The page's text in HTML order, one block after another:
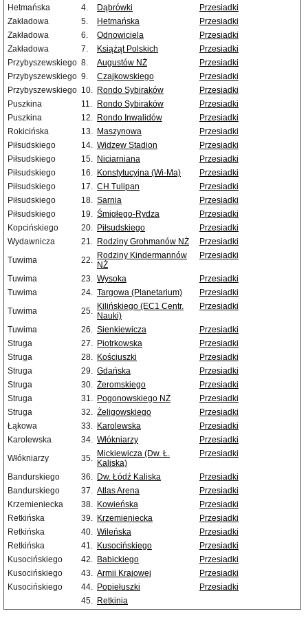
Hetmańska
4. Dąbrówki
Przesiadki
Zakładowa
5. Hetmańska
Przesiadki
Zakładowa
6. Odnowiciela
Przesiadki
Zakładowa
7. Książąt Polskich
Przesiadki
Przybyszewskiego 8. Augustów NŻ
Przesiadki
Przybyszewskiego 9. Czajkowskiego
Przesiadki
Przybyszewskiego 10. Rondo Sybiraków
Przesiadki
Puszkina
11. Rondo Sybiraków
Przesiadki
Puszkina
12. Rondo Inwalidów
Przesiadki
Rokicińska
13. Maszynowa
Przesiadki
Piłsudskiego
14. Widzew Stadion
Przesiadki
Piłsudskiego
15. Niciarniana
Przesiadki
Piłsudskiego
16. Konstytucyjna (Wi-Ma)
Przesiadki
Piłsudskiego
17. CH Tulipan
Przesiadki
Piłsudskiego
18. Sarnia
Przesiadki
Piłsudskiego
19. Śmigłego-Rydza
Przesiadki
Kopcińskiego
20. Piłsudskiego
Przesiadki
Wydawnicza
21. Rodziny Grohmanów NŻ
Przesiadki
Tuwima
22. Rodziny Kindermannów
NŻ
Przesiadki
Tuwima 23. Wysoka
Przesiadki
Tuwima
24. Targowa (Planetarium)
Przesiadki
Tuwima
25. Kilińskiego (EC1 Centr.
Nauki)
Przesiadki
Tuwima 26. Sienkiewicza
Przesiadki
Struga
27. Piotrkowska
Przesiadki
Struga
28. Kościuszki
Przesiadki
Struga
29. Gdańska
Przesiadki
Struga
30. Żeromskiego
Przesiadki
Struga
31. Pogonowskiego NŻ
Przesiadki
Struga
32. Żeligowskiego
Przesiadki
Łąkowa
33. Karolewska
Przesiadki
Karolewska
34. Włókniarzy
Przesiadki
Włókniarzy
35. Mickiewicza (Dw. Ł.
Kaliska)
Przesiadki
Bandurskiego 36. Dw. Łódź Kaliska
Przesiadki
Bandurskiego
37. Atlas Arena
Przesiadki
Krzemieniecka
38. Kowieńska
Przesiadki
Retkińska
39. Krzemieniecka
Przesiadki
Retkińska
40. Wileńska
Przesiadki
Retkińska
41. Kusocińskiego
Przesiadki
Kusocińskiego
42. Babickiego
Przesiadki
Kusocińskiego
43. Armii Krajowej
Przesiadki
Kusocińskiego
44. Popiełuszki
Przesiadki
45. Retkinia